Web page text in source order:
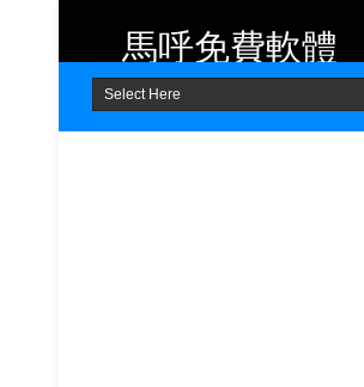
Home About Contact
馬呼免費軟體
提供 Android、iOS 好用的手機應用
程式及 Windows 免費軟體